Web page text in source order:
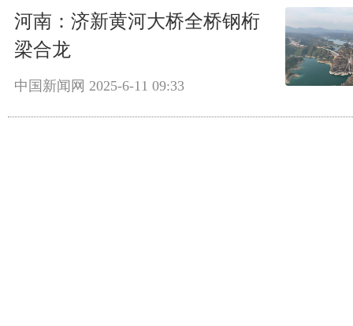
河南：济新黄河大桥全桥钢桁
梁合龙
中国新闻网 2025-6-11 09:33